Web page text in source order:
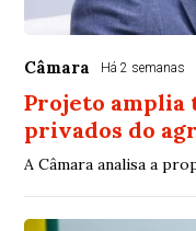
Câmara Há 2 semanas
Projeto amplia
privados do
A Câmara analisa a